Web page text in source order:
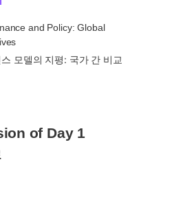
and Policy: Global
모델의 지평: 국가 간 비교
of Day 1